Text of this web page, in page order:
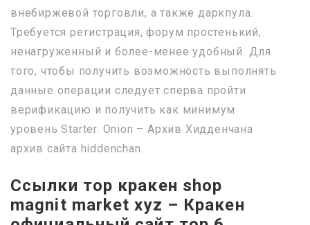
внебиржевой торговли, а также даркпула.
Требуется регистрация, форум простенький,
ненагруженный и более-менее удобный. Для
того, чтобы получить возможность выполнять
данные операции следует сперва пройти
верификацию и получить как минимум
уровень Starter. Onion – Архив Хидденчана
архив сайта hiddenchan.
Ссылки тор кракен shop
magnit market xyz – Кракен